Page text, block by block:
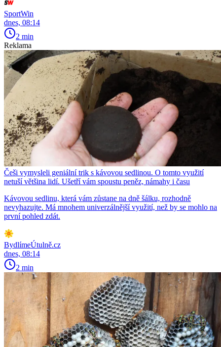
SportWin
dnes, 08:14
2 min
Reklama
Češi vymysleli geniální trik s kávovou sedlinou. O tomto využití
netuší většina lidí. Ušetří vám spoustu peněz, námahy i času
Kávovou sedlinu, která vám zůstane na dně šálku, rozhodně
nevyhazujte. Má mnohem univerzálnější využití, než by se mohlo na
první pohled zdát.
BydlímeÚtulně.cz
dnes, 08:14
2 min